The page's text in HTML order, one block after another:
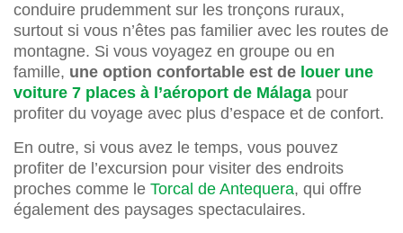
conduire prudemment sur les tronçons ruraux,
surtout si vous n’êtes pas familier avec les routes de
montagne. Si vous voyagez en groupe ou en
famille, une option confortable est de louer une
voiture 7 places à l’aéroport de Málaga pour
profiter du voyage avec plus d’espace et de confort.
En outre, si vous avez le temps, vous pouvez
profiter de l’excursion pour visiter des endroits
proches comme le Torcal de Antequera, qui offre
également des paysages spectaculaires.